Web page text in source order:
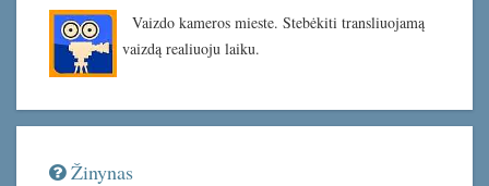
Vaizdo kameros mieste. Stebėkiti transliuojamą
vaizdą realiuoju laiku.
Žinynas